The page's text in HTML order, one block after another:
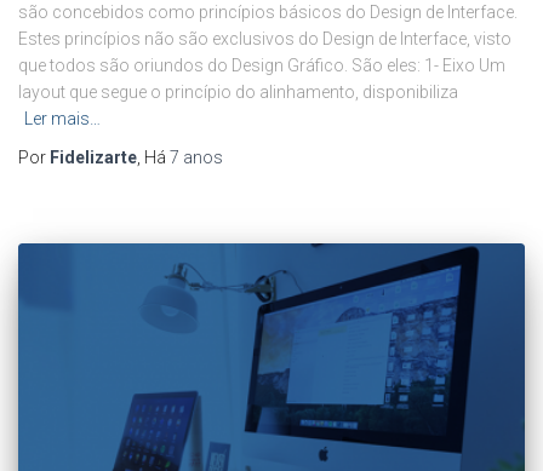
são concebidos como princípios básicos do Design de Interface.
Estes princípios não são exclusivos do Design de Interface, visto
que todos são oriundos do Design Gráfico. São eles: 1- Eixo Um
layout que segue o princípio do alinhamento, disponibiliza
Ler mais…
Por Fidelizarte , Há 7 anos